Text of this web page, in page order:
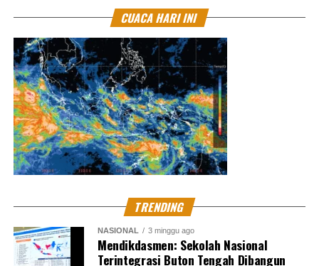
CUACA HARI INI
TRENDING
NASIONAL 3 minggu ago
Mendikdasmen: Sekolah Nasional
Terintegrasi Buton Tengah Dibangun